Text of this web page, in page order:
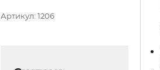
Артикул: 1206